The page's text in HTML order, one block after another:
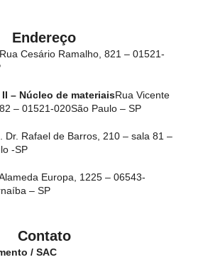
Endereço
Rua Cesário Ramalho, 821 – 01521-
– Núcleo de materiaisRua Vicente
– 01521-020São Paulo – SP
Dr. Rafael de Barros, 210 – sala 81 –
-SP
Europa, 1225 – 06543-
– SP
Contato
/ SAC